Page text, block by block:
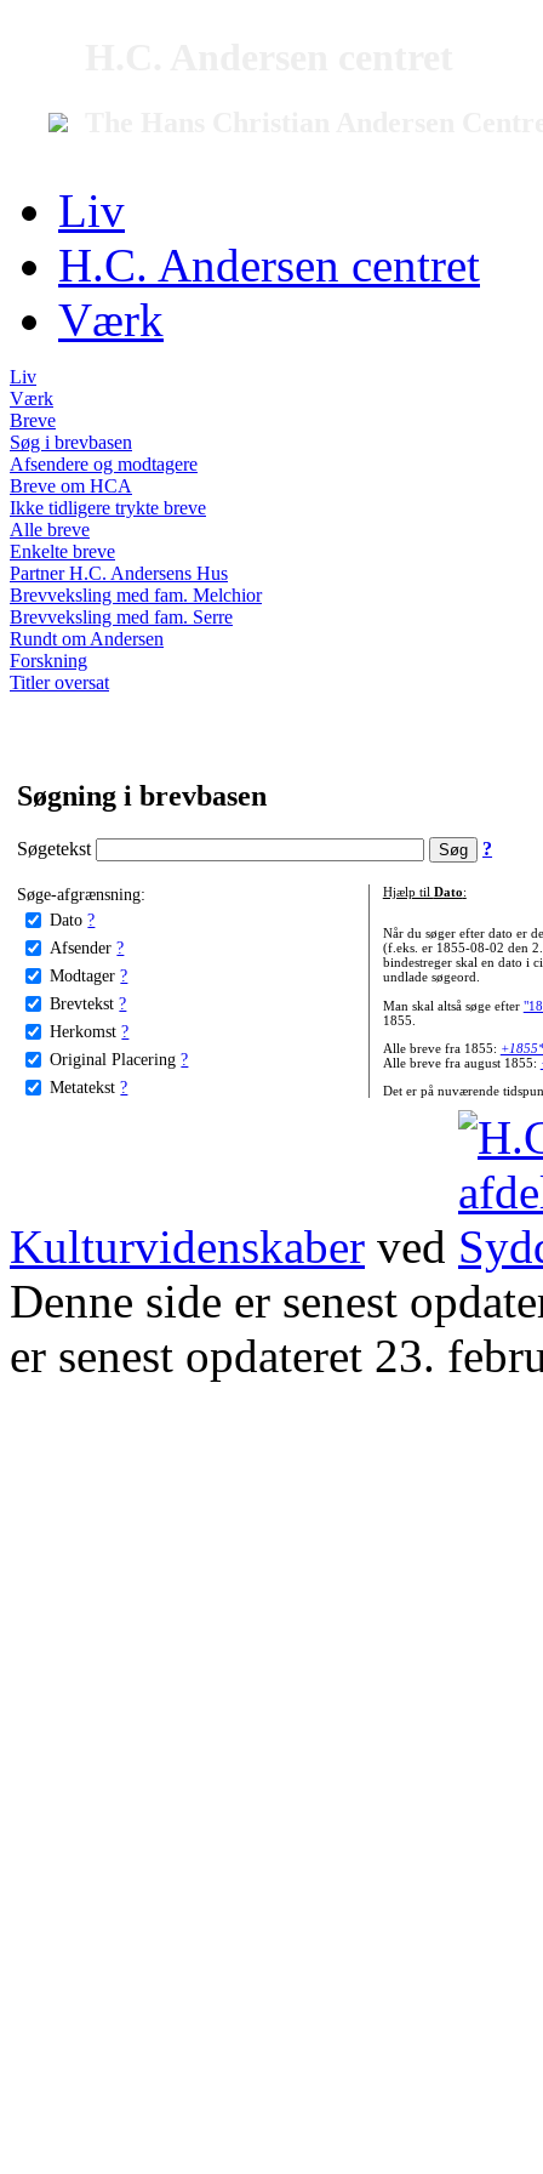
Liv
H.C. Andersen centret
Værk
Liv
Værk
Breve
Søg i brevbasen
Afsendere og modtagere
Breve om HCA
Ikke tidligere trykte breve
Alle breve
Enkelte breve
Partner H.C. Andersens Hus
Brevveksling med fam. Melchior
Brevveksling med fam. Serre
Rundt om Andersen
Forskning
Titler oversat
Søgning i brevbasen
Søgetekst ?
Søge-afgrænsning:
Dato ?
Afsender ?
Modtager ?
Brevtekst ?
Herkomst ?
Original Placering ?
Metatekst ?
Hjælp til Dato:
Når du søger efter dato er
(f.eks. er 1855-08-02 den
bindestreger skal en dato i
undlade søgeord.
Man skal altså søge efter
1855.
Alle breve fra 1855:
Alle breve fra august 1855:
Det er på nuværende
Kulturvidenskaber ved
Denne side er senest
er senest opdateret 23.